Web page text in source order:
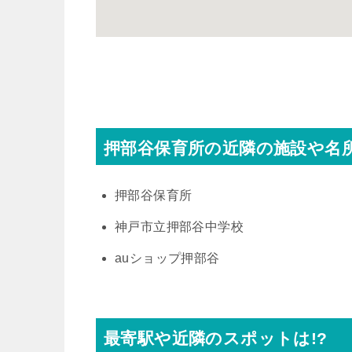
押部谷保育所の近隣の施設や名
押部谷保育所
神戸市立押部谷中学校
auショップ押部谷
最寄駅や近隣のスポットは!?